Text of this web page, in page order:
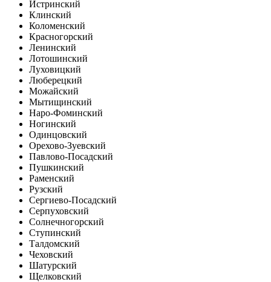
Истринский
Клинский
Коломенский
Красногорский
Ленинский
Лотошинский
Луховицкий
Люберецкий
Можайский
Мытищинский
Наро-Фоминский
Ногинский
Одинцовский
Орехово-Зуевский
Павлово-Посадский
Пушкинский
Раменский
Рузский
Сергиево-Посадский
Серпуховский
Солнечногорский
Ступинский
Талдомский
Чеховский
Шатурский
Щелковский